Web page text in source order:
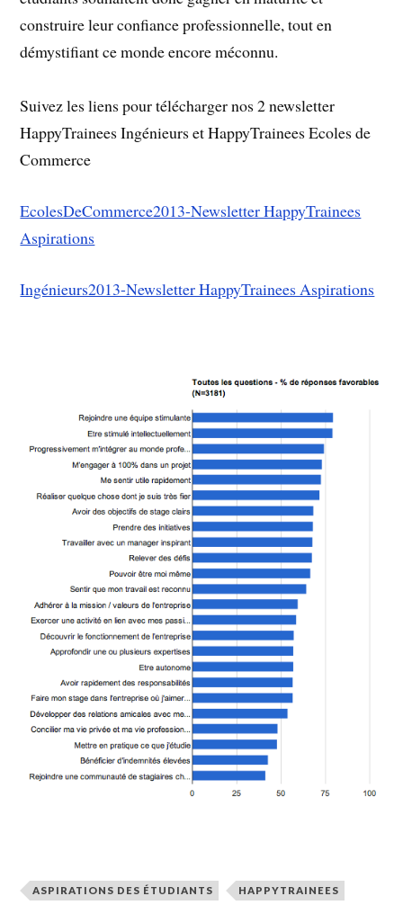
construire leur confiance professionnelle, tout en
démystifiant ce monde encore méconnu.
Suivez les liens pour télécharger nos 2 newsletter
HappyTrainees Ingénieurs et HappyTrainees Ecoles de
Commerce
EcolesDeCommerce2013-Newsletter HappyTrainees
Aspirations
Ingénieurs2013-Newsletter HappyTrainees Aspirations
ASPIRATIONS DES ÉTUDIANTS HAPPYTRAINEES